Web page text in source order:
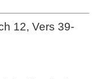
12, Vers 39-